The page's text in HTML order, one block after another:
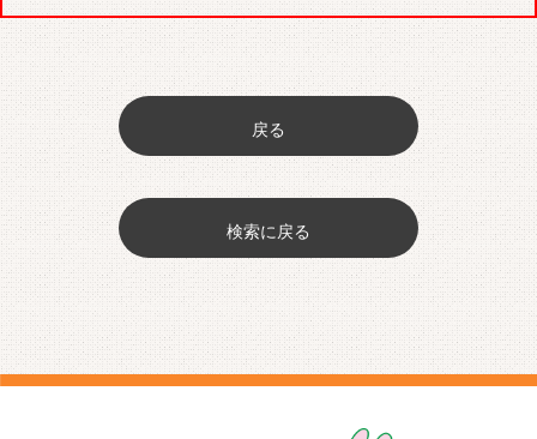
戻る
検索に戻る